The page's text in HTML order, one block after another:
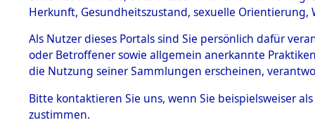
Inhaftierungsdoku
mente
1.2.9 Beim ITS
verwahrte
1.2.9.1
Effekten aus
Herkunft, Gesundheitszustand, sexuelle
Als Nutzer dieses Portals sind Sie persönlich dafür
oder Betroffener sowie allgemein anerkannte
die Nutzung seiner Sammlungen erscheinen,
Bitte kontaktieren Sie uns, wenn Sie beispielsweiser
zustimmen.